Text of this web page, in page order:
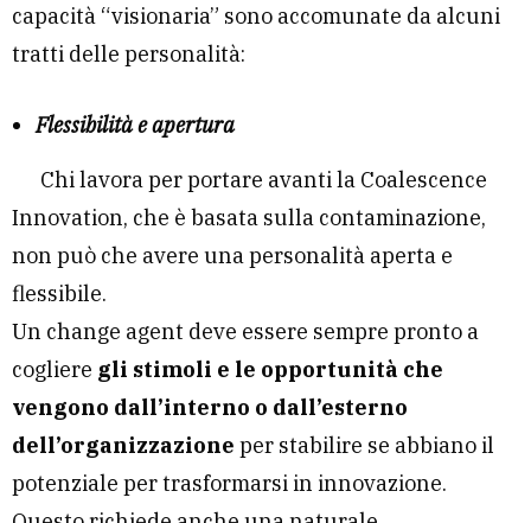
capacità “visionaria” sono accomunate da alcuni
tratti delle personalità:
Flessibilità e apertura
Chi lavora per portare avanti la Coalescence
Innovation, che è basata sulla contaminazione,
non può che avere una personalità aperta e
flessibile.
Un change agent deve essere sempre pronto a
cogliere gli stimoli e le opportunità che
vengono dall’interno o dall’esterno
dell’organizzazione per stabilire se abbiano il
potenziale per trasformarsi in innovazione.